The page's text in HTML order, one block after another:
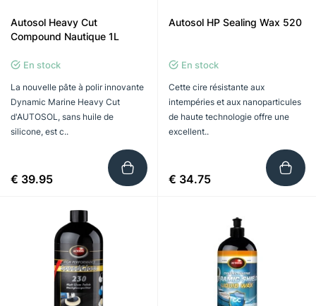
Autosol Heavy Cut
Compound Nautique 1L
En stock
La nouvelle pâte à polir innovante
Dynamic Marine Heavy Cut
d'AUTOSOL, sans huile de
silicone, est c..
€ 39.95
Autosol HP Sealing Wax 520
En stock
Cette cire résistante aux
intempéries et aux nanoparticules
de haute technologie offre une
excellent..
€ 34.75